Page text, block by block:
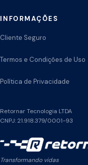
INFORMAÇÕES
Cliente Seguro
Termos e Condições de Uso
Política de Privacidade
Retornar Tecnologia LTDA
CNPJ: 21.918.379/0001-93
Transformando vidas